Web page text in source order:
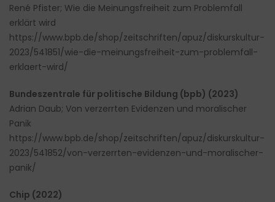
René Pfister; Wie die Meinungsfreiheit zum Problemfall
erklärt wird
https://www.bpb.de/shop/zeitschriften/apuz/diskurskultur-
2023/541851/wie-die-meinungsfreiheit-zum-problemfall-
erklaert-wird/
Bundeszentrale für politische Bildung (bpb) (2023)
Adrian Daub; Von verzerrten Evidenzen und moralischer
Panik
https://www.bpb.de/shop/zeitschriften/apuz/diskurskultur-
2023/541852/von-verzerrten-evidenzen-und-moralischer-
panik/
Chip (2022)